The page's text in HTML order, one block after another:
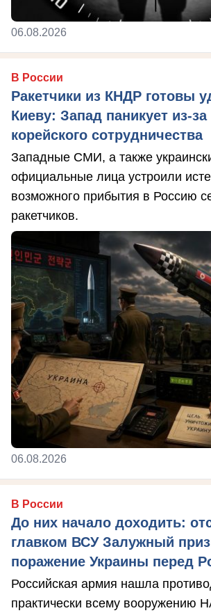
06.08.2026
В России
Ракетчики из КНДР готовы
Киеву: Запад паникует из-
корейского сотрудничества
Западные СМИ, а также
официальные лица устроили
возможного прибытия в Россию
ракетчиков.
06.08.2026
В России
До них начало доходить:
главком ВСУ Залужный
поражение Украины перед
Российская армия нашла
практически всему вооружению